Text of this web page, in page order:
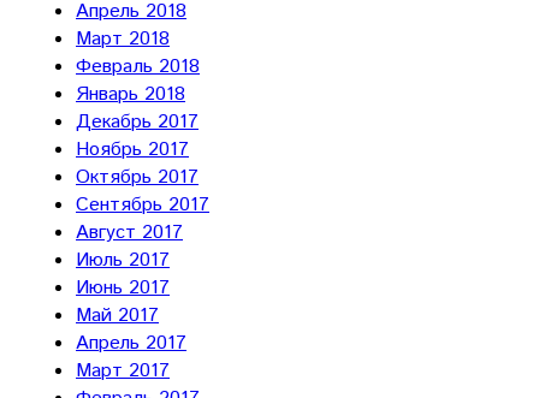
Апрель 2018
Март 2018
Февраль 2018
Январь 2018
Декабрь 2017
Ноябрь 2017
Октябрь 2017
Сентябрь 2017
Август 2017
Июль 2017
Июнь 2017
Май 2017
Апрель 2017
Март 2017